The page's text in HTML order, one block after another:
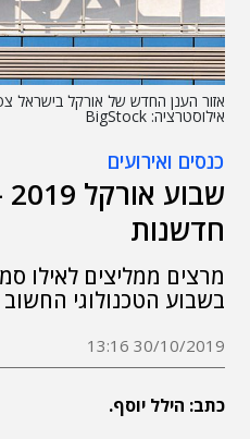
אזור הענן החדש של אורקל בישראל
אילוסטרציה: BigStock
כנסים ואירועים
חדשנות
מרצים ממליצים לאילו
בשבוע הטכנולוגי החשוב
30/10/2019 13:16
כתב: הילל יוסף.